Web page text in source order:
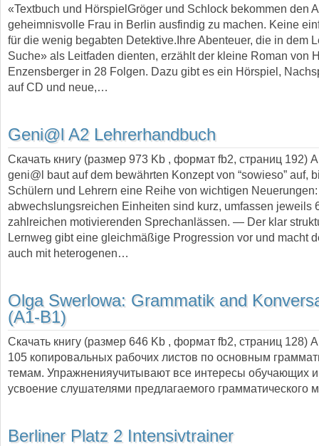
«Textbuch und HörspielGröger und Schlock bekommen den
geheimnisvolle Frau in Berlin ausfindig zu machen. Keine
für die wenig begabten Detektive.Ihre Abenteuer, die in dem
Suche» als Leitfaden dienten, erzählt der kleine Roman von
Enzensberger in 28 Folgen. Dazu gibt es ein Hörspiel,
auf CD und neue,…
Geni@l A2 Lehrerhandbuch
Скачать книгу (размер 973 Kb , формат fb2, страниц 192)
geni@l baut auf dem bewährten Konzept von “sowieso” auf,
Schülern und Lehrern eine Reihe von wichtigen
abwechslungsreichen Einheiten sind kurz, umfassen jeweils
zahlreichen motivierenden Sprechanlässen. — Der klar
Lernweg gibt eine gleichmäßige Progression vor und macht
auch mit heterogenen…
Olga Swerlowa: Grammatik and
(A1-B1)
Скачать книгу (размер 646 Kb , формат fb2, страниц 128)
105 копировальных рабочих листов по основным
темам. Упражненияучитывают все интересы обучающих и
усвоение слушателями предлагаемого грамматического
Berliner Platz 2 Intensivtrainer